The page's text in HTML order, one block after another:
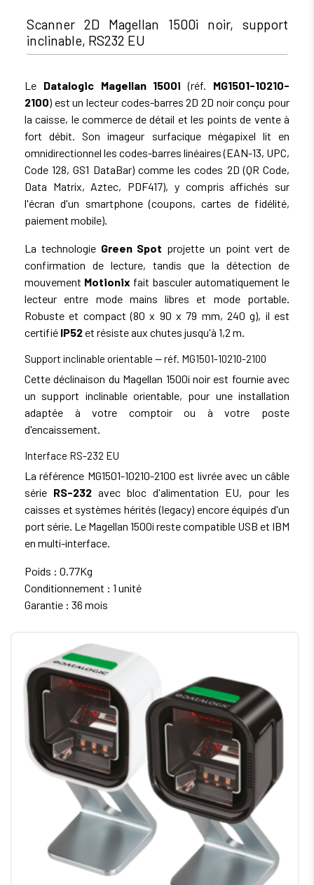
Scanner 2D Magellan 1500i noir, support
inclinable, RS232 EU
Le Datalogic Magellan 1500i (réf. MG1501-10210-
2100) est un lecteur codes-barres 2D 2D noir conçu pour
la caisse, le commerce de détail et les points de vente à
fort débit. Son imageur surfacique mégapixel lit en
omnidirectionnel les codes-barres linéaires (EAN-13, UPC,
Code 128, GS1 DataBar) comme les codes 2D (QR Code,
Data Matrix, Aztec, PDF417), y compris affichés sur
l'écran d'un smartphone (coupons, cartes de fidélité,
paiement mobile).
La technologie Green Spot projette un point vert de
confirmation de lecture, tandis que la détection de
mouvement Motionix fait basculer automatiquement le
lecteur entre mode mains libres et mode portable.
Robuste et compact (80 x 90 x 79 mm, 240 g), il est
certifié IP52 et résiste aux chutes jusqu'à 1,2 m.
Support inclinable orientable — réf. MG1501-10210-2100
Cette déclinaison du Magellan 1500i noir est fournie avec
un support inclinable orientable, pour une installation
adaptée à votre comptoir ou à votre poste
d'encaissement.
Interface RS-232 EU
La référence MG1501-10210-2100 est livrée avec un câble
série RS-232 avec bloc d'alimentation EU, pour les
caisses et systèmes hérités (legacy) encore équipés d'un
port série. Le Magellan 1500i reste compatible USB et IBM
en multi-interface.
Poids : 0.77Kg
Conditionnement : 1 unité
Garantie : 36 mois